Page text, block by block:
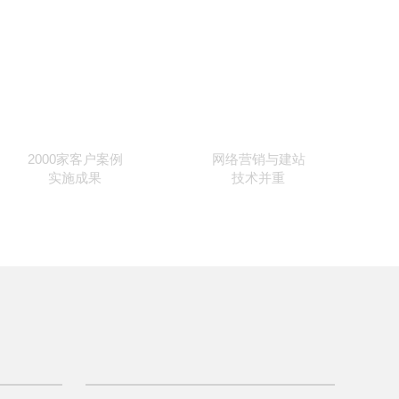
2000家客户案例
实施成果
网络营销与建站
技术并重